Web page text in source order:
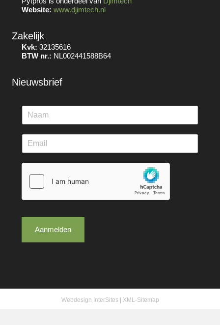
Website: www.djimtech.nl
Zakelijk
Kvk: 32135616
BTW nr.: NL002441588B64
Nieuwsbrief
Aanmelden
Webdesign InterSites| XML-Sitemap